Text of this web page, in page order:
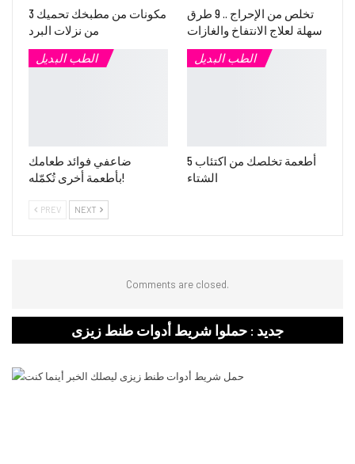
3 مكونات من مطبخك تحميك
من نزلات البرد
تخلص من الإحراج .. 9 طرق
سهلة لعلاج الانتفاخ والغازات
الطب البديل
ضاعفي فوائد طعامك
بأطعمة أخرى تُكمّله!
الطب البديل
5 أطعمة تخلصك من اكتئاب
الشتاء
PREV NEXT
Comments are closed.
جديد : حملوا شريط أدوات طنط زيزى